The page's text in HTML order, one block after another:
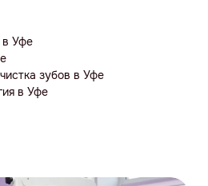
в Уфе
зубов в Уфе
в Уфе